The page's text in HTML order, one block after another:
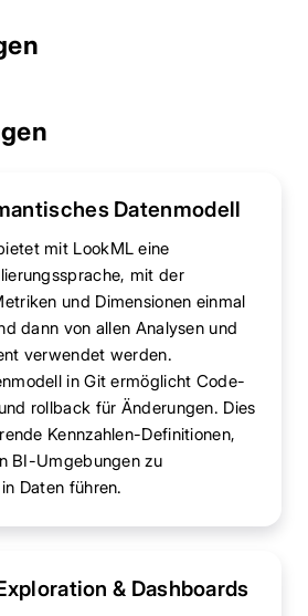
Datenmodell
mit LookML eine
mit der
und Dimensionen einmal
dann von allen Analysen und
verwendet werden.
in Git ermöglicht Code-
rollback für Änderungen. Dies
Kennzahlen-Definitionen,
BI-Umgebungen zu
Daten führen.
& Dashboards